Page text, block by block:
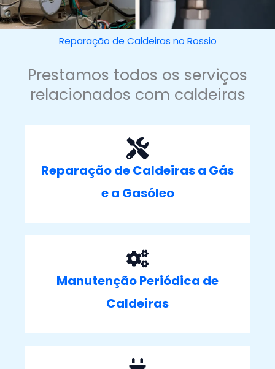
Reparação de Caldeiras no Rossio
Prestamos todos os serviços
relacionados com caldeiras
Reparação de Caldeiras a Gás
e a Gasóleo
Manutenção Periódica de
Caldeiras